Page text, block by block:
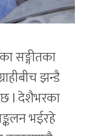
सङ्गीतका
झन्डै
छ l देशैभरका
भईरहे